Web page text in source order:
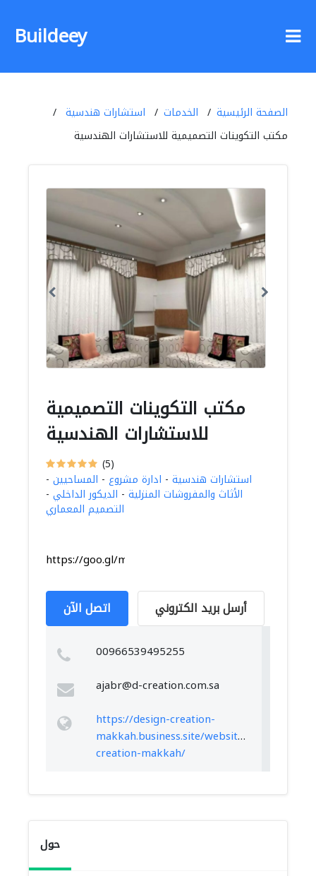
Buildeey
الصفحة الرئيسية الخدمات
استشارات هندسية
مكتب التكوينات التصميمية للاستشارات الهندسية
مكتب التكوينات التصميمية
للاستشارات الهندسية
(5)
استشارات هندسية - ادارة مشروع - المساحيين -
الأثاث والمفروشات المنزلية - الديكور الداخلي -
التصميم المعماري
https://goo.gl/maps/cwf3QJRioR8bst5Q6
اتصل الآن أرسل بريد الكتروني
00966539495255
ajabr@d-creation.com.sa
https://design-creation-
makkah.business.site/website/design-
creation-makkah/
حول